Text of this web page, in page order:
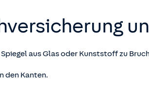
aus Glas oder Kunststoff zu
den Kanten.